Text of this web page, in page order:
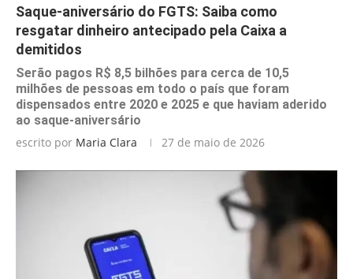
Saque-aniversário do FGTS: Saiba como
resgatar dinheiro antecipado pela Caixa a
demitidos
Serão pagos R$ 8,5 bilhões para cerca de 10,5
milhões de pessoas em todo o país que foram
dispensados entre 2020 e 2025 e que haviam aderido
ao saque-aniversário
escrito por Maria Clara 27 de maio de 2026